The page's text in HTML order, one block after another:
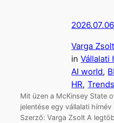
Varga Zsolt
inVállalati
AI world,
HR, Trends
Mit üzen a McKinsey State
jelentése egy vállalati
Szerző: Varga Zsolt A